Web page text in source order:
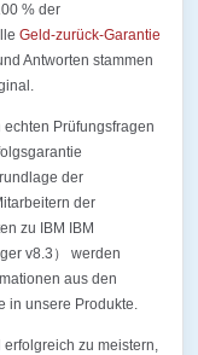
% der
Geld-zurück-Garantie
Antworten stammen
Prüfungsfragen
der
der
zu IBM IBM
v8.3） werden
aus den
in unsere Produkte.
zu meistern,